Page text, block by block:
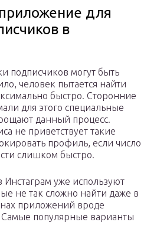
для
в
подписчиков могут быть
человек пытается найти
быстро. Сторонние
для этого специальные
данный процесс.
не приветствует такие
профиль, если число
слишком быстро.
уже используют
не так сложно найти даже в
приложений вроде
Самые популярные варианты